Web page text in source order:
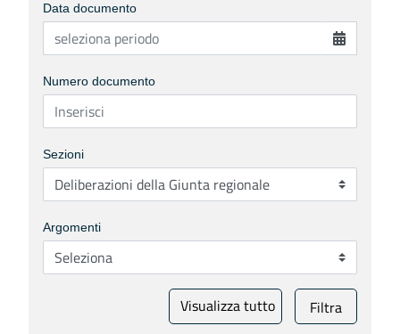
Data documento
Numero documento
Sezioni
Argomenti
Visualizza tutto Filtra